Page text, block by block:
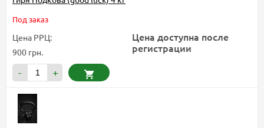
Под заказ
Цена РРЦ:
900 грн.
Цена доступна после
регистрации
- +